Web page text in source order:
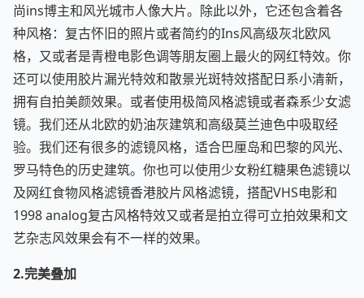
尚ins博主和风光城市人像大片。除此以外，它还包含着各
种风格：复古怀旧的照片或者简约的Ins风高级灰北欧风
格，又或者是青橙电影色调等朋友圈上最火的网红特效。你
还可以使用胶片漏光特效和散景光斑特效搭配日系小清新，
拥有自拍美颜效果。或者使用极简风格滤镜或者森系少女滤
镜。我们还从北欧的奶油灰建筑和高级莫兰迪色中吸取经
验。我们还有很多的滤镜风格，适合巴厘岛和巴黎的风光、
罗马特色的历史建筑。你也可以使用少女粉红糖果色滤镜以
及网红食物风格滤镜香港胶片风格滤镜，搭配VHS电影和
1998 analog复古风格特效又或者是拍立得可立拍效果和文
艺杂志风效果会有不一样的效果。
2.完美叠加